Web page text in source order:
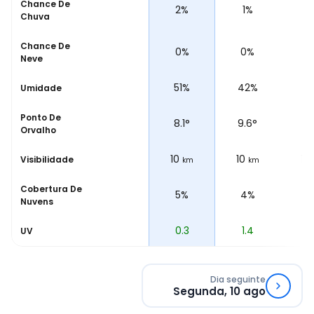
Chance De
Chuva2% 2% 1%
Chance De
Neve 0% 0% 0%
Umidade
51% 51% 42%
Ponto De
Orvalho
7.5° 8.1° 9.6°
Visibilidade
10 km 10 km 10 km
Cobertura De
Nuvens6% 5% 4%
UV 0.3 1.4
Dia seguinte
Segunda, 10 ago